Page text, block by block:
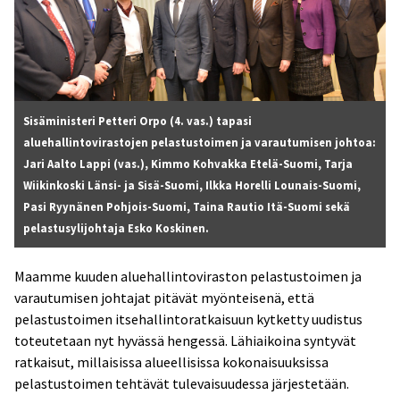
Sisäministeri Petteri Orpo (4. vas.) tapasi
aluehallintovirastojen pelastustoimen ja varautumisen johtoa:
Jari Aalto Lappi (vas.), Kimmo Kohvakka Etelä-Suomi, Tarja
Wiikinkoski Länsi- ja Sisä-Suomi, Ilkka Horelli Lounais-Suomi,
Pasi Ryynänen Pohjois-Suomi, Taina Rautio Itä-Suomi sekä
pelastusylijohtaja Esko Koskinen.
Maamme kuuden aluehallintoviraston pelastustoimen ja
varautumisen johtajat pitävät myönteisenä, että
pelastustoimen itsehallintoratkaisuun kytketty uudistus
toteutetaan nyt hyvässä hengessä. Lähiaikoina syntyvät
ratkaisut, millaisissa alueellisissa kokonaisuuksissa
pelastustoimen tehtävät tulevaisuudessa järjestetään.